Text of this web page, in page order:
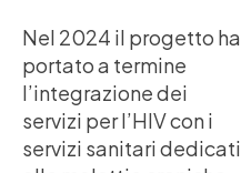
Nel 2024 il progetto ha
portato a termine
l’integrazione dei
servizi per l’HIV con i
servizi sanitari dedicati